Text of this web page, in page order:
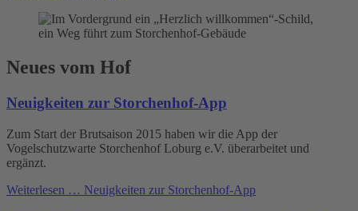
Neues vom Hof
Neuigkeiten zur Storchenhof-App
Zum Start der Brutsaison 2015 haben wir die App der
Vogelschutzwarte Storchenhof Loburg e.V. überarbeitet und
ergänzt.
Weiterlesen … Neuigkeiten zur Storchenhof-App